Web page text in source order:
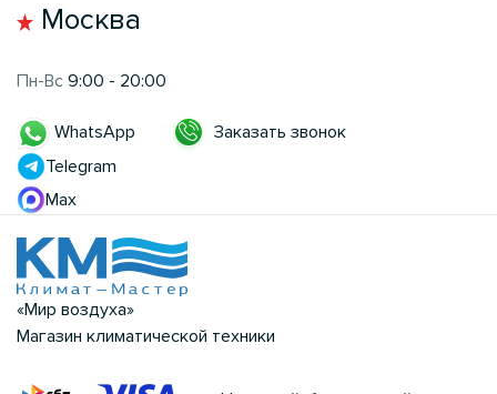
Москва
Пн-Вс 9:00 - 20:00
WhatsApp
Telegram
Max
Заказать звонок
«Мир воздуха»
Магазин климатической техники